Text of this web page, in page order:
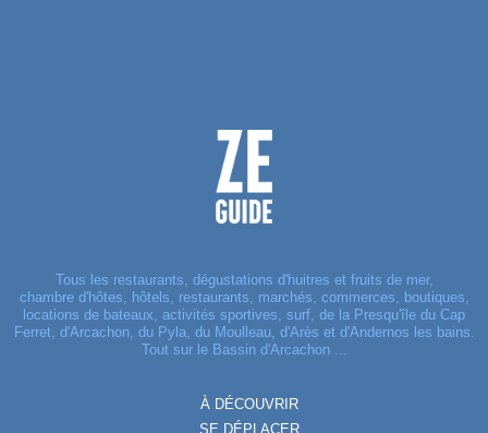
Tous les restaurants, dégustations d'huitres et fruits de mer,
chambre d'hôtes, hôtels, restaurants, marchés, commerces, boutiques,
locations de bateaux, activités sportives, surf, de la Presqu'île du Cap
Ferret, d'Arcachon, du Pyla, du Moulleau, d'Arès et d'Andernos les bains.
Tout sur le Bassin d'Arcachon ...
À DÉCOUVRIR
SE DÉPLACER